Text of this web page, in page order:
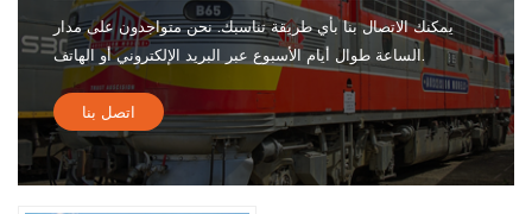
يمكنك الاتصال بنا بأي طريقة تناسبك. نحن متواجدون على مدار
الساعة طوال أيام الأسبوع عبر البريد الإلكتروني أو الهاتف.
اتصل بنا